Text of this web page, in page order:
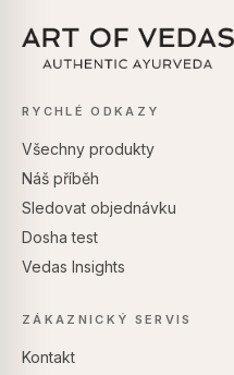
RYCHLÉ ODKAZY
Všechny produkty
Náš příběh
Sledovat objednávku
Dosha test
Vedas Insights
ZÁKAZNICKÝ SERVIS
Kontakt